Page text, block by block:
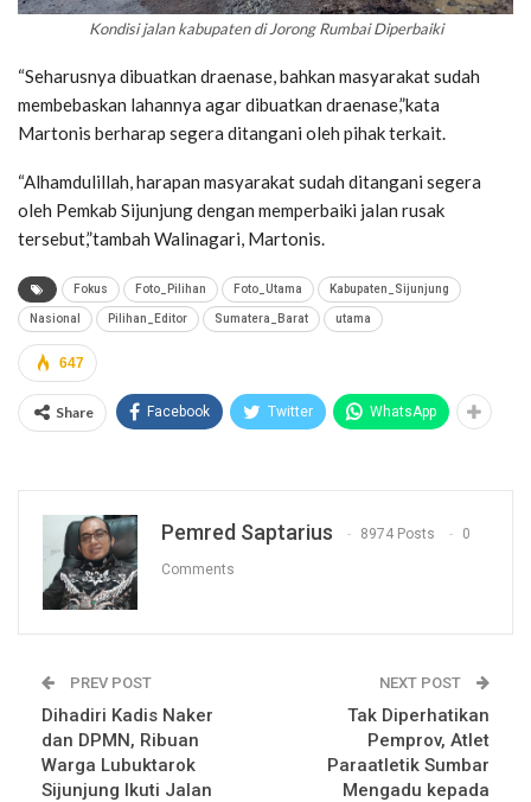
Kondisi jalan kabupaten di Jorong Rumbai Diperbaiki
“Seharusnya dibuatkan draenase, bahkan masyarakat sudah
membebaskan lahannya agar dibuatkan draenase,”kata
Martonis berharap segera ditangani oleh pihak terkait.
“Alhamdulillah, harapan masyarakat sudah ditangani segera
oleh Pemkab Sijunjung dengan memperbaiki jalan rusak
tersebut,”tambah Walinagari, Martonis.
Fokus Foto_Pilihan Foto_Utama Kabupaten_Sijunjung
Nasional Pilihan_Editor Sumatera_Barat utama
647
Share Facebook Twitter WhatsApp
Pemred Saptarius 8974 Posts 0
Comments
PREV POST
Dihadiri Kadis Naker
dan DPMN, Ribuan
Warga Lubuktarok
Sijunjung Ikuti Jalan
NEXT POST
Tak Diperhatikan
Pemprov, Atlet
Paraatletik Sumbar
Mengadu kepada